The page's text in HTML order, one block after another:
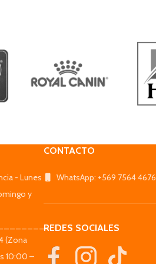
- Lunes
y
(Zona
10:00 –
CONTACTO
WhatsApp: +569 7564 4676
REDES SOCIALES